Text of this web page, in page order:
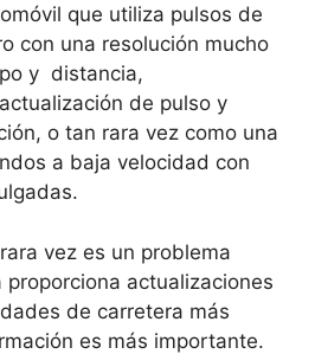
que utiliza pulsos de
con una resolución mucho
y distancia,
de pulso y
o tan rara vez como una
a baja velocidad con
vez es un problema
actualizaciones
de carretera más
es más importante.